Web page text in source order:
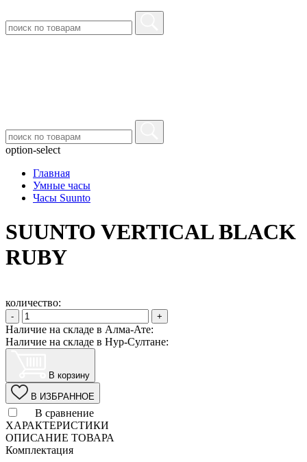
option-select
Главная
Умные часы
Часы Suunto
SUUNTO VERTICAL BLACK
RUBY
количество:
- +
Наличие на складе в Алма-Ате:
Наличие на складе в Нур-Султане:
В корзину
В ИЗБРАННОЕ
В сравнение
ХАРАКТЕРИСТИКИ
ОПИСАНИЕ ТОВАРА
Комплектация